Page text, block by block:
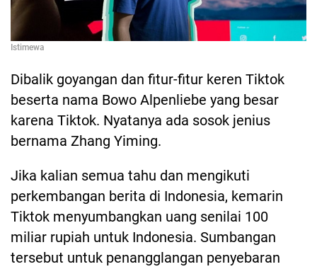
Istimewa
Dibalik goyangan dan fitur-fitur keren Tiktok
beserta nama Bowo Alpenliebe yang besar
karena Tiktok. Nyatanya ada sosok jenius
bernama Zhang Yiming.
Jika kalian semua tahu dan mengikuti
perkembangan berita di Indonesia, kemarin
Tiktok menyumbangkan uang senilai 100
miliar rupiah untuk Indonesia. Sumbangan
tersebut untuk penangglangan penyebaran